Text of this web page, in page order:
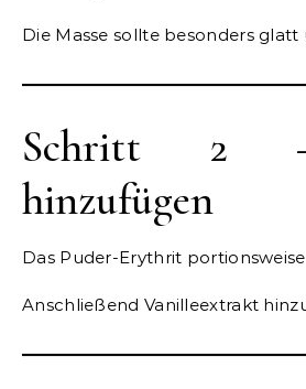
Die Masse sollte besonders
Schritt 2
hinzufügen
Das Puder-Erythrit
Anschließend Vanilleextrakt